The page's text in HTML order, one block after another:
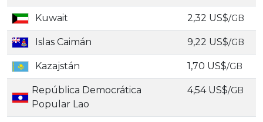
Kuwait 2,32 US$/GB
Islas Caimán 9,22 US$/GB
Kazajstán 1,70 US$/GB
República Democrática
Popular Lao
4,54 US$/GB